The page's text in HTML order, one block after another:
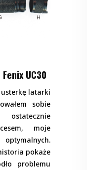
UC30
usterkę latarki
sobie
moje
pokaże
problemu